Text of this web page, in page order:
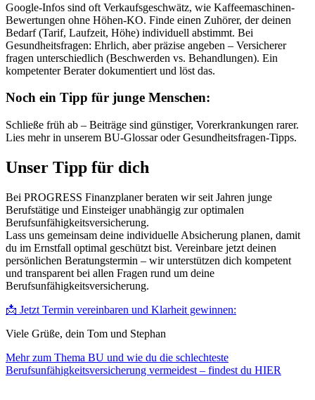
Google-Infos sind oft Verkaufsgeschwätz, wie Kaffeemaschinen-
Bewertungen ohne Höhen-KO. Finde einen Zuhörer, der deinen
Bedarf (Tarif, Laufzeit, Höhe) individuell abstimmt. Bei
Gesundheitsfragen: Ehrlich, aber präzise angeben – Versicherer
fragen unterschiedlich (Beschwerden vs. Behandlungen). Ein
kompetenter Berater dokumentiert und löst das.
Noch ein Tipp für junge Menschen:
Schließe früh ab – Beiträge sind günstiger, Vorerkrankungen rarer.
Lies mehr in unserem BU-Glossar oder Gesundheitsfragen-Tipps.
Unser Tipp für dich
Bei PROGRESS Finanzplaner beraten wir seit Jahren junge
Berufstätige und Einsteiger unabhängig zur optimalen
Berufsunfähigkeitsversicherung.
Lass uns gemeinsam deine individuelle Absicherung planen, damit
du im Ernstfall optimal geschützt bist. Vereinbare jetzt deinen
persönlichen Beratungstermin – wir unterstützen dich kompetent
und transparent bei allen Fragen rund um deine
Berufsunfähigkeitsversicherung.
📩 Jetzt Termin vereinbaren und Klarheit gewinnen:
Viele Grüße, dein Tom und Stephan
Mehr zum Thema BU und wie du die schlechteste
Berufsunfähigkeitsversicherung vermeidest – findest du HIER